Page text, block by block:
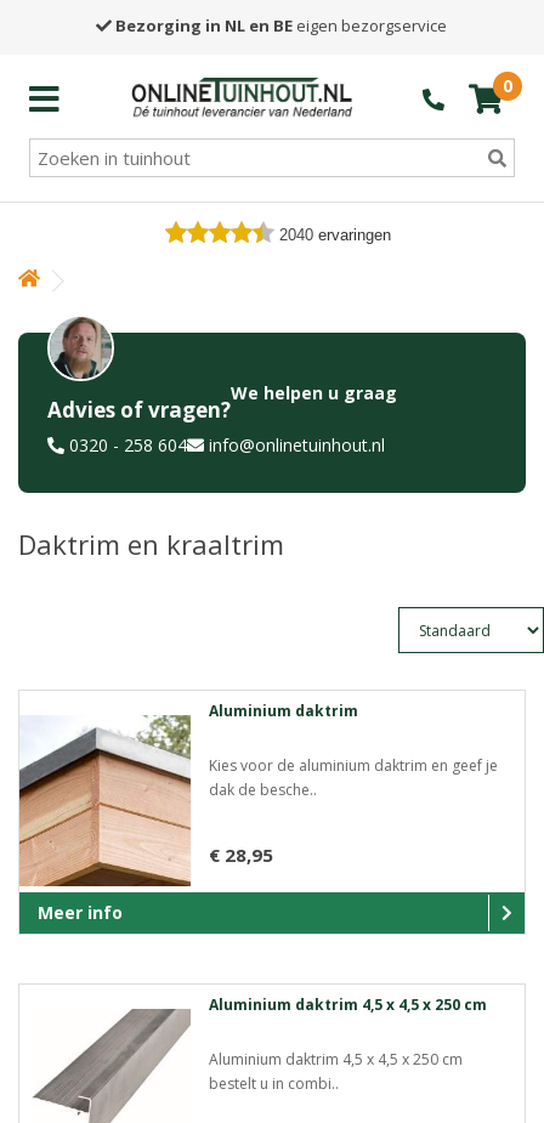
Bezorging in NL en BE eigen bezorgservice
0
2040 ervaringen
Advies of vragen?
We helpen u graag
0320 - 258 604 info@onlinetuinhout.nl
Daktrim en kraaltrim
Aluminium daktrim
Kies voor de aluminium daktrim en geef je
dak de besche..
€ 28,95
Meer info
Aluminium daktrim 4,5 x 4,5 x 250 cm
Aluminium daktrim 4,5 x 4,5 x 250 cm
bestelt u in combi..